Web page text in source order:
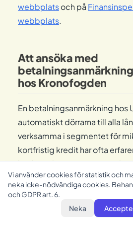
Vi använder cookies för statistik och
neka icke-nödvändiga cookies.
och GDPR art. 6.
Neka
webbplatsoch på
webbplats.
Att ansöka med
hos Kronofogden
En betalningsanmärkning hos
automatiskt dörrarna till alla
verksamma i segmentet för
kortfristig kredit har ofta
bedöma konsumenter med
väger din nuvarande inkomst
återbetalningsförmåga tyngre
Det finns heller ingen lag som
till personer med